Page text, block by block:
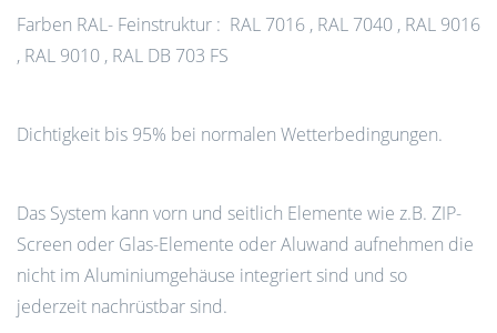
Farben RAL- Feinstruktur : RAL 7016 , RAL 7040 , RAL 9016
, RAL 9010 , RAL DB 703 FS
Dichtigkeit bis 95% bei normalen Wetterbedingungen.
Das System kann vorn und seitlich Elemente wie z.B. ZIP-
Screen oder Glas-Elemente oder Aluwand aufnehmen die
nicht im Aluminiumgehäuse integriert sind und so
jederzeit nachrüstbar sind.